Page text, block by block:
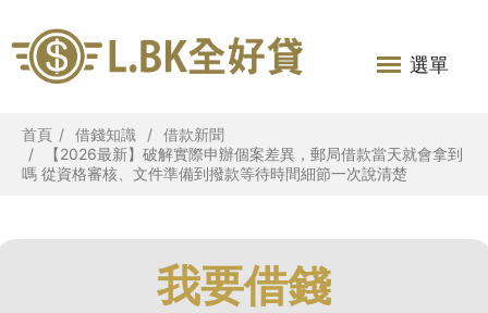
選單
首頁 借錢知識
借款新聞
【2026最新】破解實際申辦個案差異，郵局借款當天就會拿到
嗎 從資格審核、文件準備到撥款等待時間細節一次說清楚
我要借錢